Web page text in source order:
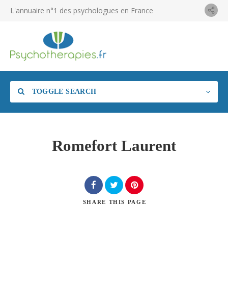
L'annuaire n°1 des psychologues en France
TOGGLE SEARCH
Romefort Laurent
SHARE THIS PAGE